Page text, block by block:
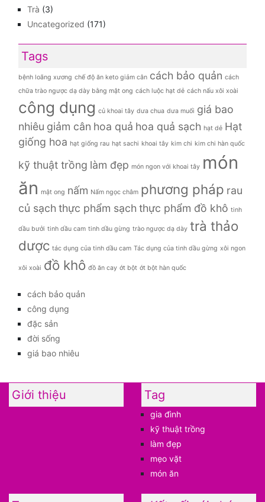
Trà (3)
Uncategorized (171)
Tags
bệnh loãng xương chế độ ăn keto giảm cân cách bảo quản cách
chữa trào ngược dạ dày bằng mật ong cách luộc hạt dẻ cách nấu xôi xoài
công dụng củ khoai tây dưa chua dưa muối giá bao
nhiêu giảm cân hoa quả hoa quả sạch hạt dẻ Hạt
giống hoa hạt giống rau hạt sachi khoai tây kim chi kim chi hàn quốc
kỹ thuật trồng làm đẹp món ngon với khoai tây món
ăn mật ong nấm Nấm ngọc châm phương pháp rau
củ sạch thực phẩm sạch thực phẩm đồ khô tinh
dầu bưởi tinh dầu cam tinh dầu gừng trào ngược dạ dày trà thảo
dược tác dụng của tinh dầu cam Tác dụng của tinh dầu gừng xôi ngon
xôi xoài đồ khô đồ ăn cay ớt bột ớt bột hàn quốc
cách bảo quản
công dụng
đặc sản
đời sống
giá bao nhiêu
Giới thiệu Tag
gia đình
kỹ thuật trồng
làm đẹp
mẹo vặt
món ăn